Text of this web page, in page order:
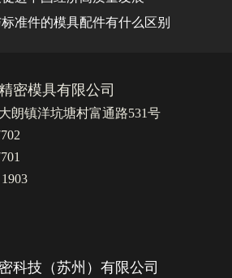
准件的模具配件有什么区别
密模具有限公司
朗镇洋坑塘村富通路531号
科技（苏州）有限公司